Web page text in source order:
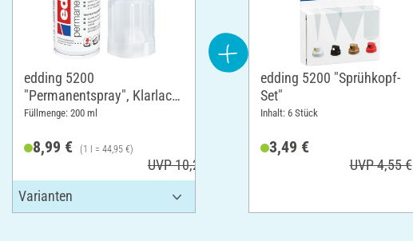
edding 5200
"Permanentspray", Klarlack,
Glänzend
Füllmenge: 200 ml
8,99 € (1 l = 44,95 €)
UVP 10,29 €
edding 5200 "Sprühkopf-
Set"
Inhalt: 6 Stück
3,49 €
UVP 4,55 €